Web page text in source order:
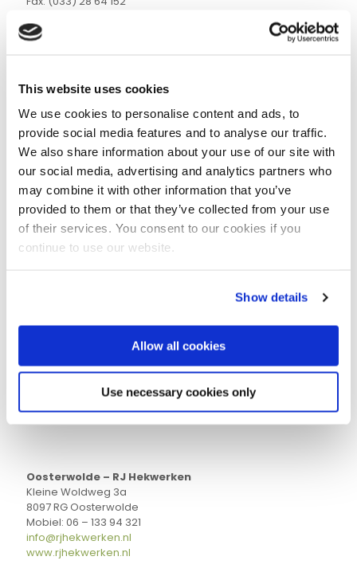
This website uses cookies
We use cookies to personalise content and ads, to
provide social media features and to analyse our traffic.
We also share information about your use of our site with
our social media, advertising and analytics partners who
may combine it with other information that you’ve
provided to them or that they’ve collected from your use
of their services. You consent to our cookies if you
continue to use our website.
Show details
Allow all cookies
Use necessary cookies only
www.hoveniersbedrijfsinke.nl
Didamseweg 32D
Tel: 0314-683032
info@eco-groen.nl
www.eco-groen.nl
Lienden – Hoveniersbedrijf Van Dijk
Jacob van der Leeweg 2
4033 BD Lienden
Mobiel: 06 – 250 92 763
Oosterwolde – Evink Hoveniersbedrijf
Mobiel: 06 – 250 92 763
Oosterwolde – RJ Hekwerken
Kleine Woldweg 3a
8097 RG Oosterwolde
Mobiel: 06 – 133 94 321
info@rjhekwerken.nl
www.rjhekwerken.nl